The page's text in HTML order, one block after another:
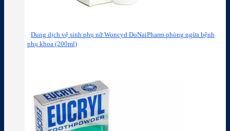
Dung dịch vệ sinh phụ nữ Woncyd DoNaiPharm phòng ngừa bệnh
phụ khoa (200ml)